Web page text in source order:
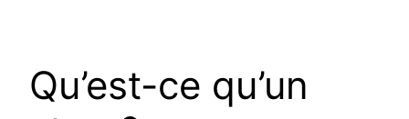
Qu’est-ce qu’un